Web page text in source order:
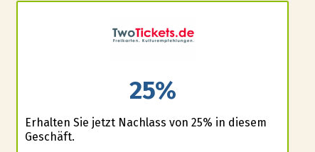
25%
Erhalten Sie jetzt Nachlass von 25% in diesem
Geschäft.